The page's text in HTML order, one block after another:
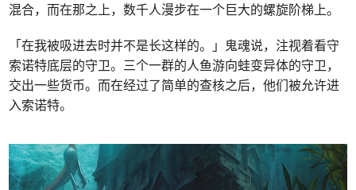
混合，而在那之上，数千人漫步在一个巨大的螺旋阶梯上。
「在我被吸进去时并不是长这样的。」鬼魂说，注视着看守
索诺特底层的守卫。三个一群的人鱼游向蛙变异体的守卫，
交出一些货币。而在经过了简单的查核之后，他们被允许进
入索诺特。